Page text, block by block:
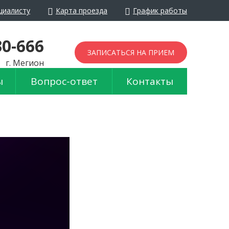
в обычный режим
Карта проезда График работы
ЗАПИСАТЬСЯ НА ПРИЕМ
666
г. Мегион
Вопрос-ответ Контакты